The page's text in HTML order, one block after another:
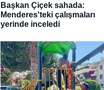
Başkan Çiçek sahada:
Menderes'teki çalışmaları
yerinde inceledi